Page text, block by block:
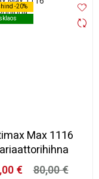
-20%
-20%
Max 1116
€
80,00 €